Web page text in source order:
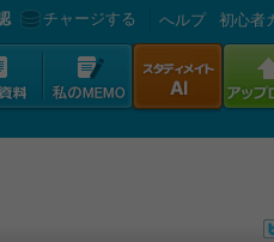
チャージする へルプ 初心者